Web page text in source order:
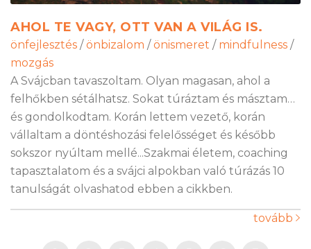
AHOL TE VAGY, OTT VAN A VILÁG IS.
önfejlesztés / önbizalom / önismeret / mindfulness /
mozgás
A Svájcban tavaszoltam. Olyan magasan, ahol a
felhőkben sétálhatsz. Sokat túráztam és másztam…
és gondolkodtam. Korán lettem vezető, korán
vállaltam a döntéshozási felelősséget és később
sokszor nyúltam mellé...Szakmai életem, coaching
tapasztalatom és a svájci alpokban való túrázás 10
tanulságát olvashatod ebben a cikkben.
tovább